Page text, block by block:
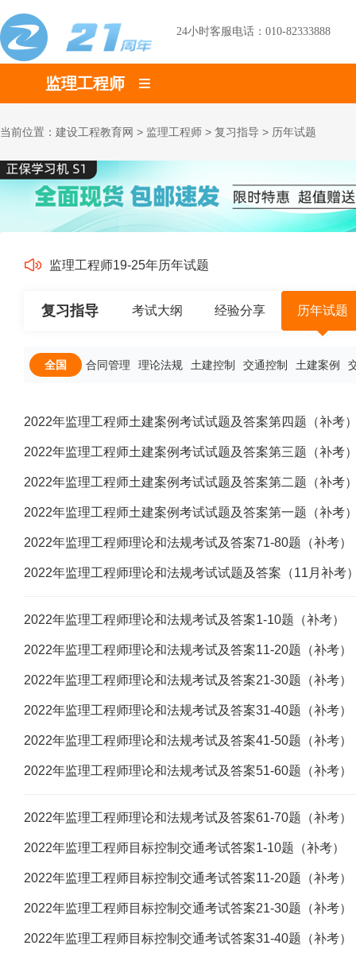
24小时客服电话：010-82333888
监理工程师
当前位置： 建设工程教育网 > 监理工程师 > 复习指导 > 历年试题
监理工程师19-25年历年试题
复习指导 考试大纲 经验分享 历年试题
全国 合同管理 理论法规 土建控制 交通控制 土建案例
2022年监理工程师土建案例考试试题及答案第四题（补考
2022年监理工程师土建案例考试试题及答案第三题（补考
2022年监理工程师土建案例考试试题及答案第二题（补考
2022年监理工程师土建案例考试试题及答案第一题（补考
2022年监理工程师理论和法规考试及答案71-80题（补考）
2022年监理工程师理论和法规考试试题及答案（11月补考
2022年监理工程师理论和法规考试及答案1-10题（补考）
2022年监理工程师理论和法规考试及答案11-20题（补考）
2022年监理工程师理论和法规考试及答案21-30题（补考）
2022年监理工程师理论和法规考试及答案31-40题（补考）
2022年监理工程师理论和法规考试及答案41-50题（补考）
2022年监理工程师理论和法规考试及答案51-60题（补考）
2022年监理工程师理论和法规考试及答案61-70题（补考）
2022年监理工程师目标控制交通考试答案1-10题（补考）
2022年监理工程师目标控制交通考试答案11-20题（补考）
2022年监理工程师目标控制交通考试答案21-30题（补考）
2022年监理工程师目标控制交通考试答案31-40题（补考）